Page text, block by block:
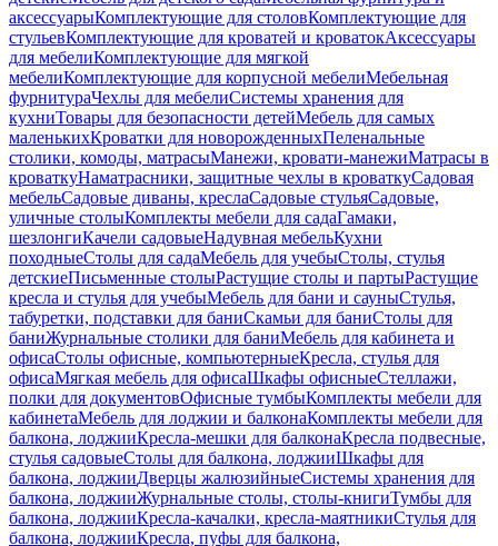
аксессуарыКомплектующие для столовКомплектующие для
стульевКомплектующие для кроватей и кроватокАксессуары
для мебелиКомплектующие для мягкой
мебелиКомплектующие для корпусной мебелиМебельная
фурнитураЧехлы для мебелиСистемы хранения для
кухниТовары для безопасности детейМебель для самых
маленькихКроватки для новорожденныхПеленальные
столики, комоды, матрасыМанежи, кровати-манежиМатрасы в
кроваткуНаматрасники, защитные чехлы в кроваткуСадовая
мебельСадовые диваны, креслаСадовые стульяСадовые,
уличные столыКомплекты мебели для садаГамаки,
шезлонгиКачели садовыеНадувная мебельКухни
походныеСтолы для садаМебель для учебыСтолы, стулья
детскиеПисьменные столыРастущие столы и партыРастущие
кресла и стулья для учебыМебель для бани и сауныСтулья,
табуретки, подставки для баниСкамьи для баниСтолы для
баниЖурнальные столики для баниМебель для кабинета и
офисаСтолы офисные, компьютерныеКресла, стулья для
офисаМягкая мебель для офисаШкафы офисныеСтеллажи,
полки для документовОфисные тумбыКомплекты мебели для
кабинетаМебель для лоджии и балконаКомплекты мебели для
балкона, лоджииКресла-мешки для балконаКресла подвесные,
стулья садовыеСтолы для балкона, лоджииШкафы для
балкона, лоджииДверцы жалюзийныеСистемы хранения для
балкона, лоджииЖурнальные столы, столы-книгиТумбы для
балкона, лоджииКресла-качалки, кресла-маятникиСтулья для
балкона, лоджииКресла, пуфы для балкона,